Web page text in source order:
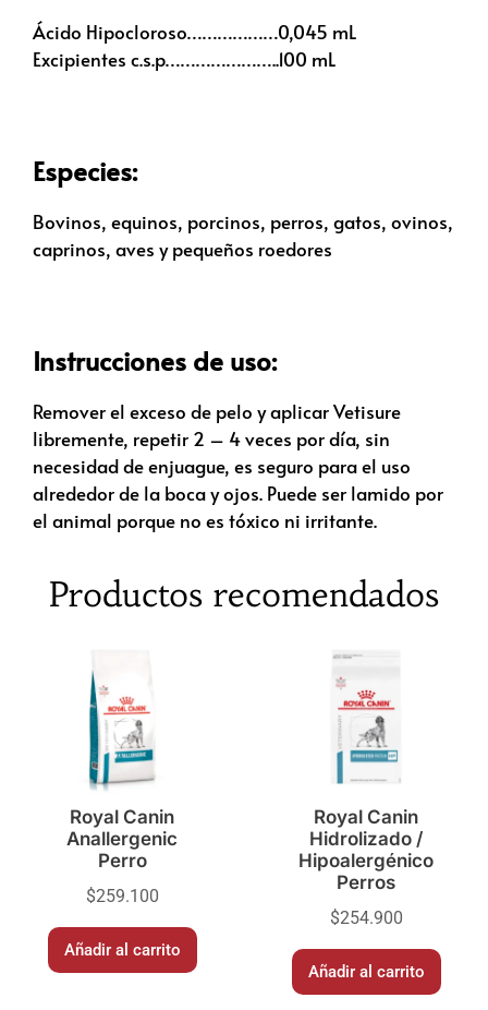
Ácido Hipocloroso………………0,045 mL
Excipientes c.s.p…………………..100 mL
Especies:
Bovinos, equinos, porcinos, perros, gatos, ovinos,
caprinos, aves y pequeños roedores
Instrucciones de uso:
Remover el exceso de pelo y aplicar Vetisure
libremente, repetir 2 – 4 veces por día, sin
necesidad de enjuague, es seguro para el uso
alrededor de la boca y ojos. Puede ser lamido por
el animal porque no es tóxico ni irritante.
Productos recomendados
Royal Canin
Anallergenic
Perro
$259.100
Añadir al carrito
Royal Canin
Hidrolizado /
Hipoalergénico
Perros
$254.900
Añadir al carrito